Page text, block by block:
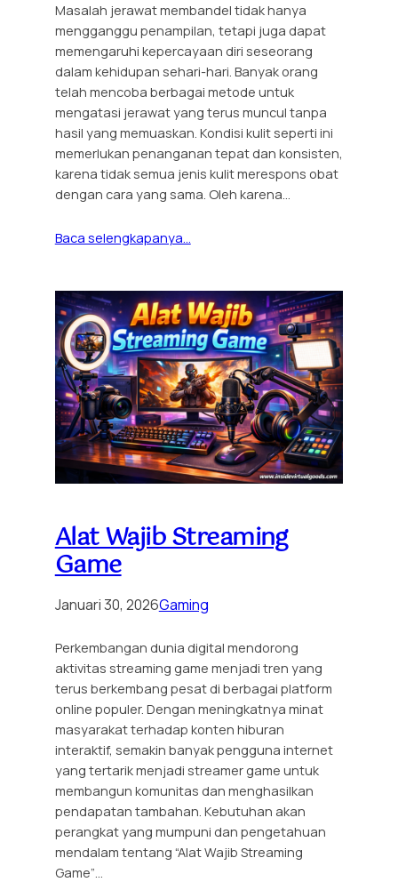
Masalah jerawat membandel tidak hanya
mengganggu penampilan, tetapi juga dapat
memengaruhi kepercayaan diri seseorang
dalam kehidupan sehari-hari. Banyak orang
telah mencoba berbagai metode untuk
mengatasi jerawat yang terus muncul tanpa
hasil yang memuaskan. Kondisi kulit seperti ini
memerlukan penanganan tepat dan konsisten,
karena tidak semua jenis kulit merespons obat
dengan cara yang sama. Oleh karena…
Baca selengkapanya…
Alat Wajib Streaming
Game
Januari 30, 2026Gaming
Perkembangan dunia digital mendorong
aktivitas streaming game menjadi tren yang
terus berkembang pesat di berbagai platform
online populer. Dengan meningkatnya minat
masyarakat terhadap konten hiburan
interaktif, semakin banyak pengguna internet
yang tertarik menjadi streamer game untuk
membangun komunitas dan menghasilkan
pendapatan tambahan. Kebutuhan akan
perangkat yang mumpuni dan pengetahuan
mendalam tentang “Alat Wajib Streaming
Game”…